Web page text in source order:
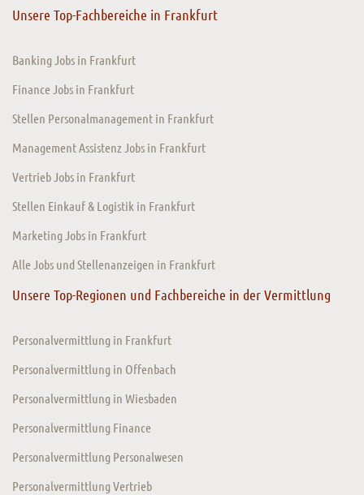
Unsere Top-Fachbereiche in Frankfurt
Banking Jobs in Frankfurt
Finance Jobs in Frankfurt
Stellen Personalmanagement in Frankfurt
Management Assistenz Jobs in Frankfurt
Vertrieb Jobs in Frankfurt
Stellen Einkauf & Logistik in Frankfurt
Marketing Jobs in Frankfurt
Alle Jobs und Stellenanzeigen in Frankfurt
Unsere Top-Regionen und Fachbereiche in der Vermittlung
Personalvermittlung in Frankfurt
Personalvermittlung in Offenbach
Personalvermittlung in Wiesbaden
Personalvermittlung Finance
Personalvermittlung Personalwesen
Personalvermittlung Vertrieb